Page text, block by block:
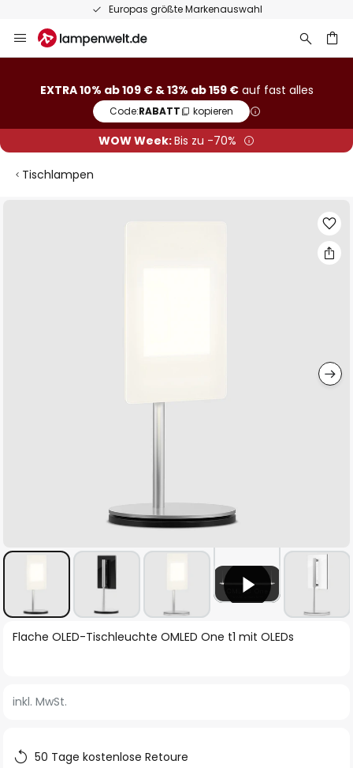
Europas größte Markenauswahl
Inhalt
EXTRA 10% ab 109 € & 13% ab 159 €auf fast alles
Code:RABATT kopieren
WOW Week:Bis zu -70%
Tischlampen
Zum
springen
Flache OLED-Tischleuchte OMLED One t1 mit OLEDs
inkl. MwSt.
50 Tage kostenlose Retoure